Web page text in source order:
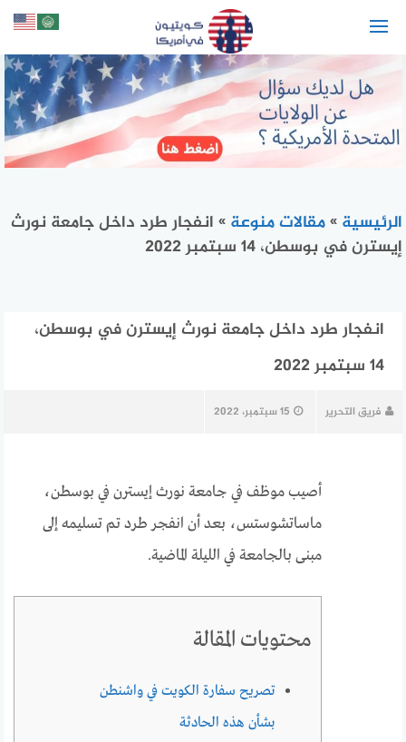
الرئيسية »مقالات منوعة » انفجار طرد داخل جامعة نورث
إيسترن في بوسطن، 14 سبتمبر 2022
انفجار طرد داخل جامعة نورث إيسترن في بوسطن،
14 سبتمبر 2022
فريق التحرير 15 سبتمبر، 2022
أصيب موظف في جامعة نورث إيسترن في بوسطن،
ماساتشوستس، بعد أن انفجر طرد تم تسليمه إلى
مبنى بالجامعة في الليلة الماضية.
محتويات المقالة
تصريح سفارة الكويت في واشنطن
بشأن هذه الحادثة